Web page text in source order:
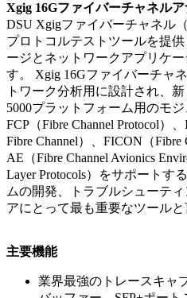
Xgig 16Gファイバーチャネル
DSU Xgigファイバーチャネル
プロトコルテストツールを提
ージとネットワークアプリケ
す。 Xgig 16Gファイバーチャ
トワーク分析用に設計され、
5000プラットフォーム用のモ
FCP（Fibre Channel Protocol）
Fibre Channel）、FICON（
AE（Fibre Channel Avionics
Layer Protocols）をサポートす
ムの開発、トラブルシューテ
アにとって最も重要なツールと
主要機能
業界最強のトレースキャ